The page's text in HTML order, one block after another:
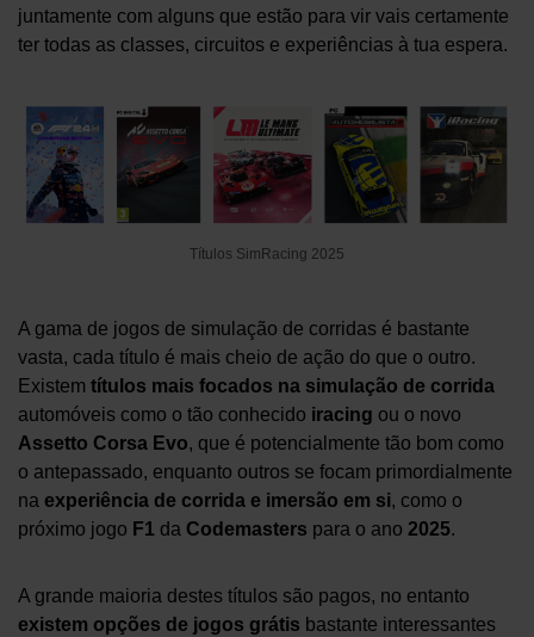
juntamente com alguns que estão para vir vais certamente
ter todas as classes, circuitos e experiências à tua espera.
Títulos SimRacing 2025
A gama de jogos de simulação de corridas é bastante
vasta, cada título é mais cheio de ação do que o outro.
Existem títulos mais focados na simulação de corrida
automóveis como o tão conhecido iracing ou o novo
Assetto Corsa Evo, que é potencialmente tão bom como
o antepassado, enquanto outros se focam primordialmente
na experiência de corrida e imersão em si, como o
próximo jogo F1 da Codemasters para o ano 2025.
A grande maioria destes títulos são pagos, no entanto
existem opções de jogos grátis bastante interessantes